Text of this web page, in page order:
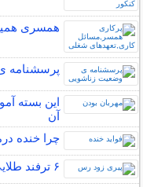
همسری
پرسشنامه
این بسته
آن
چرا خنده
۶ ترفند طلایی برای مقابله با آثار پیری